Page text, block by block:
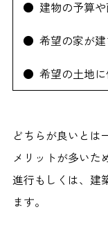
● 建物の予算や
● 希望の家が建
● 希望の土地に
どちらが良いとは
メリットが多いた
進行もしくは、建
ます。